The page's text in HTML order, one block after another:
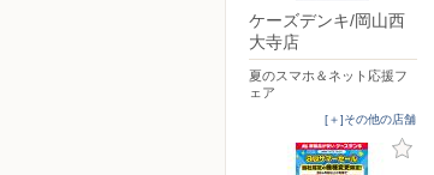
ケーズデンキ/岡山西
大寺店
夏のスマホ＆ネット応援フ
ェア
[＋]その他の店舗